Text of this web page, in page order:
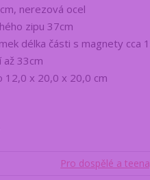
nerezová ocel
zipu 37cm
délka části s magnety cca
33cm
12,0 x 20,0 x 20,0 cm
Pro dospělé a